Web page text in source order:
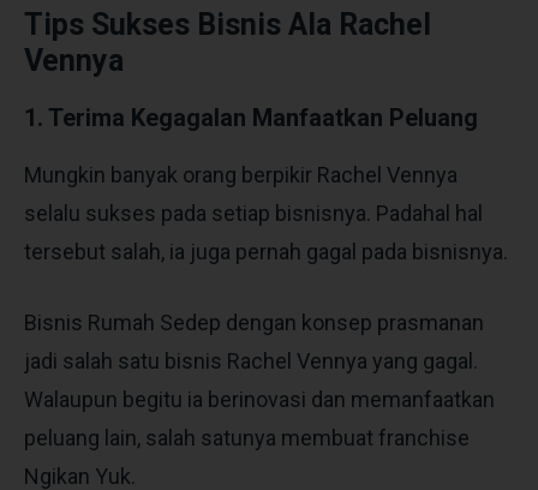
Tips Sukses Bisnis Ala Rachel
Vennya
1. Terima Kegagalan Manfaatkan Peluang
Mungkin banyak orang berpikir Rachel Vennya
selalu sukses pada setiap bisnisnya. Padahal hal
tersebut salah, ia juga pernah gagal pada bisnisnya.
Bisnis Rumah Sedep dengan konsep prasmanan
jadi salah satu bisnis Rachel Vennya yang gagal.
Walaupun begitu ia berinovasi dan memanfaatkan
peluang lain, salah satunya membuat franchise
Ngikan Yuk.